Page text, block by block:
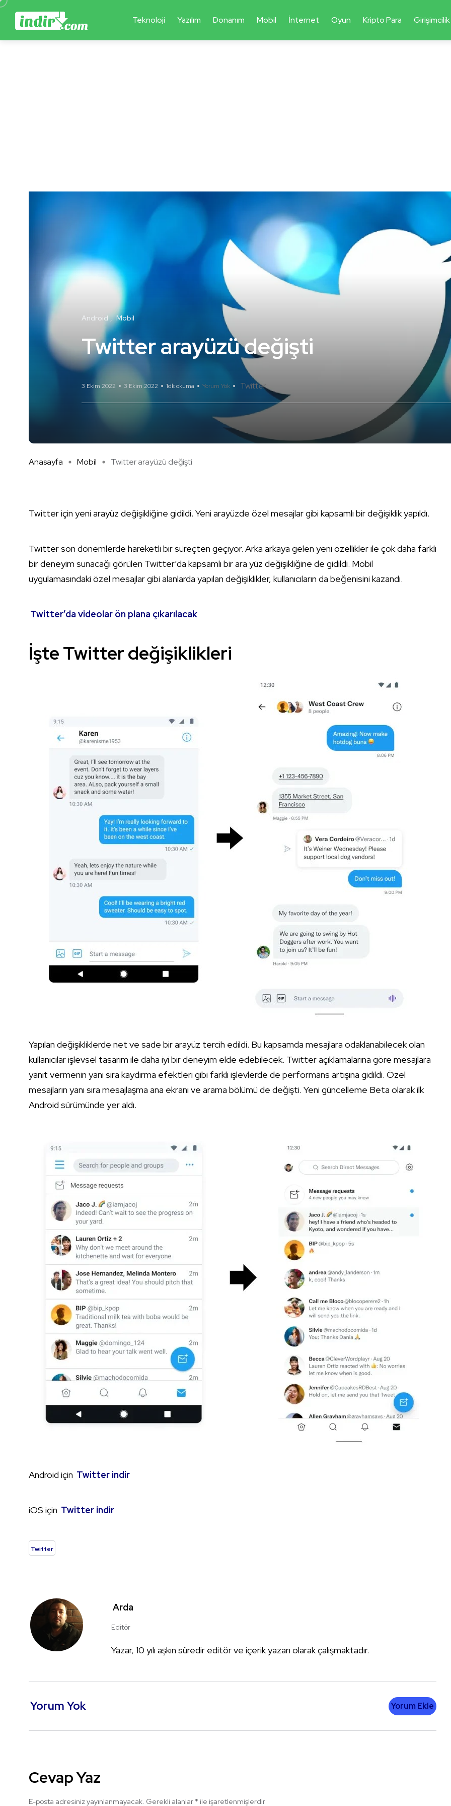
Teknoloji Yazılım Donanım Mobil İnternet Oyun Kripto Para Girişimcilik
Android Mobil
Twitter arayüzü değişti
3 Ekim 2022 3 Ekim 2022 1dk okuma Yorum Yok Twitter
Anasayfa Mobil Twitter arayüzü değişti
Twitter için yeni arayüz değişikliğine gidildi. Yeni arayüzde özel mesajlar gibi kapsamlı bir değişiklik yapıldı.
Twitter son dönemlerde hareketli bir süreçten geçiyor. Arka arkaya gelen yeni özellikler ile çok daha farklı
bir deneyim sunacağı görülen Twitter’da kapsamlı bir ara yüz değişikliğine de gidildi. Mobil
uygulamasındaki özel mesajlar gibi alanlarda yapılan değişiklikler, kullanıcıların da beğenisini kazandı.
Twitter’da videolar ön plana çıkarılacak
İşte Twitter değişiklikleri
Yapılan değişikliklerde net ve sade bir arayüz tercih edildi. Bu kapsamda mesajlara odaklanabilecek olan
kullanıcılar işlevsel tasarım ile daha iyi bir deneyim elde edebilecek. Twitter açıklamalarına göre mesajlara
yanıt vermenin yanı sıra kaydırma efektleri gibi farklı işlevlerde de performans artışına gidildi. Özel
mesajların yanı sıra mesajlaşma ana ekranı ve arama bölümü de değişti. Yeni güncelleme Beta olarak ilk
Android sürümünde yer aldı.
Android için Twitter indir
iOS için Twitter indir
Twitter
Arda
Editör
Yazar, 10 yılı aşkın süredir editör ve içerik yazarı olarak çalışmaktadır.
Yorum Yok Yorum Ekle
Cevap Yaz
E-posta adresiniz yayınlanmayacak. Gerekli alanlar * ile işaretlenmişlerdir